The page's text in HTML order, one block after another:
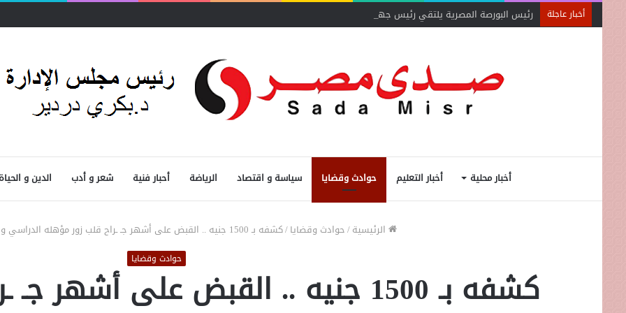
أخبار عاجلة رئيس البورصة المصرية يلتقي رئيس جهاز التمثيل التجاري
أخبار محلية أخبار التعليم حوادث وقضايا سياسة و اقتصاد الرياضة أحبار فنية شعر و أدب الدين و الحياة
الرئيسية/حوادث وقضايا/كشفه بـ 1500 جنيه .. القبض على أشهر جـ ـراح قلب زور مؤهله الدراسي و 4 بطاقات رقم قومي
حوادث وقضايا
كشفه بـ 1500 جنيه .. القبض على